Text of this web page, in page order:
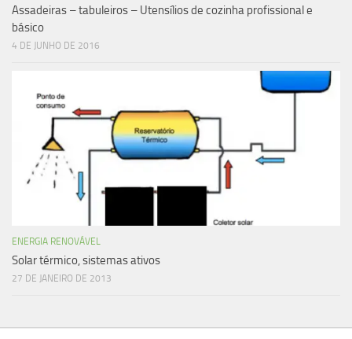
Assadeiras – tabuleiros – Utensílios de cozinha profissional e
básico
4 DE JUNHO DE 2016
ENERGIA RENOVÁVEL
Solar térmico, sistemas ativos
27 DE JANEIRO DE 2013